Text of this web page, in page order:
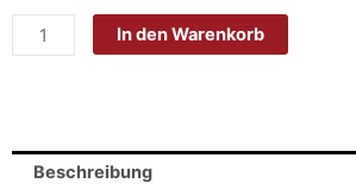
-
Spruch
In den Warenkorb
Beschreibung